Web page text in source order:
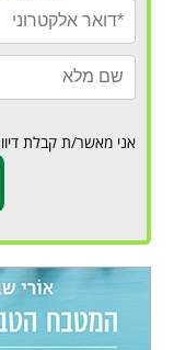
אני מאשר/ת קבלת